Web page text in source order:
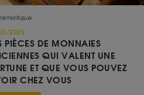
2025
PIÈCES DE MONNAIES
QUI VALENT UNE
ET QUE VOUS POUVEZ
CHEZ VOUS